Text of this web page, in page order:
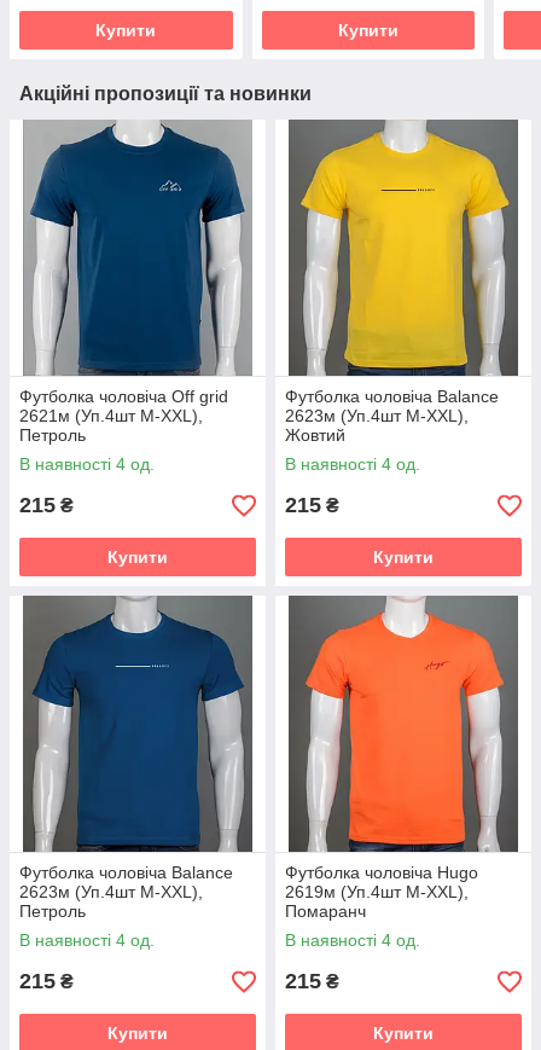
Купити Купити
Акційні пропозиції та новинки
Футболка чоловіча Off grid
2621м (Уп.4шт M-XXL),
Петроль
В наявності 4 од.
215 ₴
Купити
Футболка чоловіча Balance
2623м (Уп.4шт M-XXL),
Жовтий
В наявності 4 од.
215 ₴
Купити
Футболка чоловіча Balance
2623м (Уп.4шт M-XXL),
Петроль
В наявності 4 од.
215 ₴
Купити
Футболка чоловіча Hugo
2619м (Уп.4шт M-XXL),
Помаранч
В наявності 4 од.
215 ₴
Купити